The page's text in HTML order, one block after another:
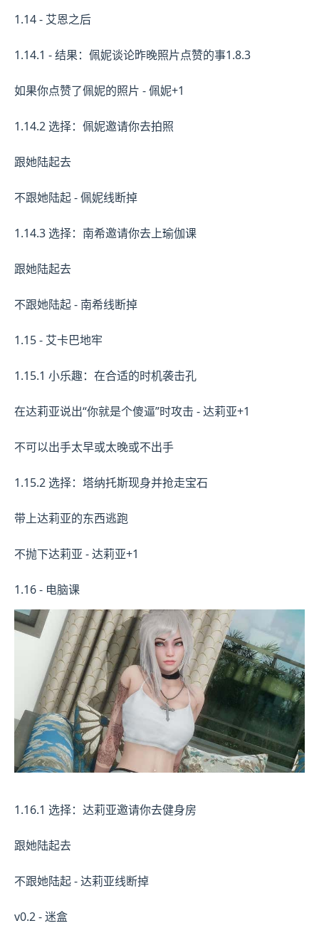
1.14 - 艾恩之后
1.14.1 - 结果：佩妮谈论昨晚照片点赞的事1.8.3
如果你点赞了佩妮的照片 - 佩妮+1
1.14.2 选择：佩妮邀请你去拍照
跟她陆起去
不跟她陆起 - 佩妮线断掉
1.14.3 选择：南希邀请你去上瑜伽课
跟她陆起去
不跟她陆起 - 南希线断掉
1.15 - 艾卡巴地牢
1.15.1 小乐趣：在合适的时机袭击孔
在达莉亚说出“你就是个傻逼”时攻击 - 达莉亚+1
不可以出手太早或太晚或不出手
1.15.2 选择：塔纳托斯现身并抢走宝石
带上达莉亚的东西逃跑
不抛下达莉亚 - 达莉亚+1
1.16 - 电脑课
1.16.1 选择：达莉亚邀请你去健身房
跟她陆起去
不跟她陆起 - 达莉亚线断掉
v0.2 - 迷盒